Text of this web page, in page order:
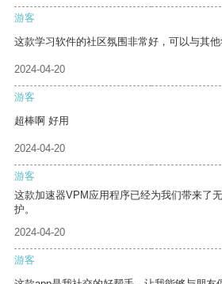
游客
这款学习软件的社区氛围非常好，可以与其他
2024-04-20
游客
超棒啊 好用
2024-04-20
游客
这款加速器VPM应用程序已经为我们带来了
护。
2024-04-20
游客